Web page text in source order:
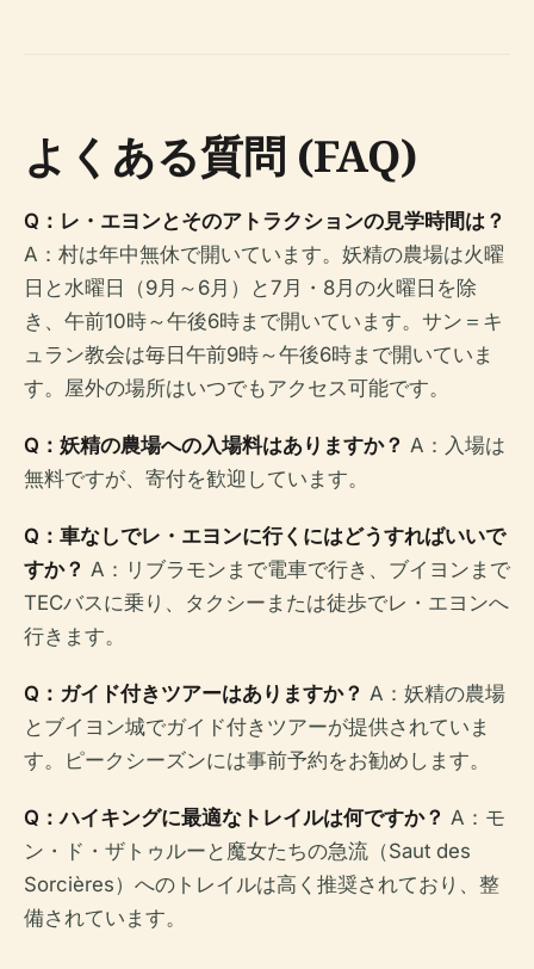
よくある質問 (FAQ)
Q：レ・エヨンとそのアトラクションの見学時間は？
A：村は年中無休で開いています。妖精の農場は火曜
日と水曜日（9月～6月）と7月・8月の火曜日を除
き、午前10時～午後6時まで開いています。サン＝キ
ュラン教会は毎日午前9時～午後6時まで開いていま
す。屋外の場所はいつでもアクセス可能です。
Q：妖精の農場への入場料はありますか？ A：入場は
無料ですが、寄付を歓迎しています。
Q：車なしでレ・エヨンに行くにはどうすればいいで
すか？ A：リブラモンまで電車で行き、ブイヨンまで
TECバスに乗り、タクシーまたは徒歩でレ・エヨンへ
行きます。
Q：ガイド付きツアーはありますか？ A：妖精の農場
とブイヨン城でガイド付きツアーが提供されていま
す。ピークシーズンには事前予約をお勧めします。
Q：ハイキングに最適なトレイルは何ですか？ A：モ
ン・ド・ザトゥルーと魔女たちの急流（Saut des
Sorcières）へのトレイルは高く推奨されており、整
備されています。